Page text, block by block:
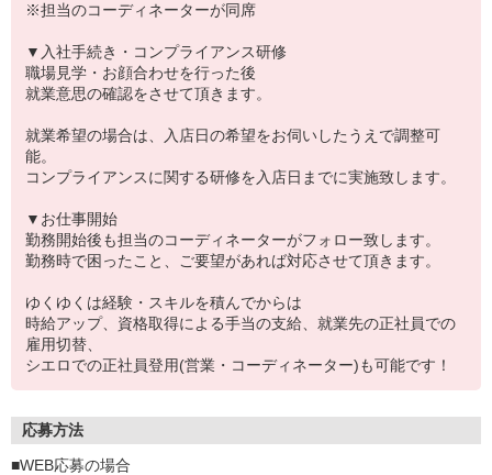
※担当のコーディネーターが同席
▼入社手続き・コンプライアンス研修
職場見学・お顔合わせを行った後
就業意思の確認をさせて頂きます。
就業希望の場合は、入店日の希望をお伺いしたうえで調整可
能。
コンプライアンスに関する研修を入店日までに実施致します。
▼お仕事開始
勤務開始後も担当のコーディネーターがフォロー致します。
勤務時で困ったこと、ご要望があれば対応させて頂きます。
ゆくゆくは経験・スキルを積んでからは
時給アップ、資格取得による手当の支給、就業先の正社員での
雇用切替、
シエロでの正社員登用(営業・コーディネーター)も可能です！
応募方法
■WEB応募の場合